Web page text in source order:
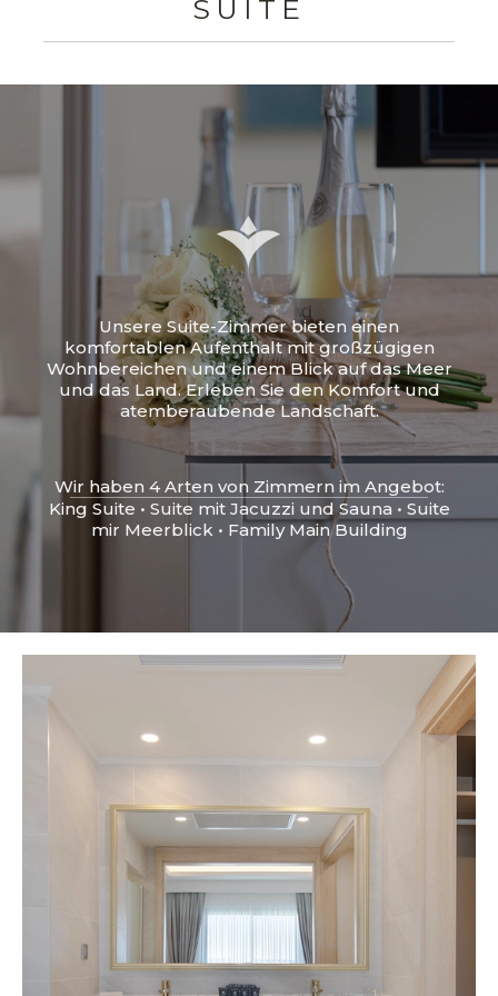
SUITE
Unsere Suite-Zimmer bieten einen
komfortablen Aufenthalt mit großzügigen
Wohnbereichen und einem Blick auf das Meer
und das Land. Erleben Sie den Komfort und
atemberaubende Landschaft.
Wir haben 4 Arten von Zimmern im Angebot:
King Suite • Suite mit Jacuzzi und Sauna • Suite
mir Meerblick • Family Main Building